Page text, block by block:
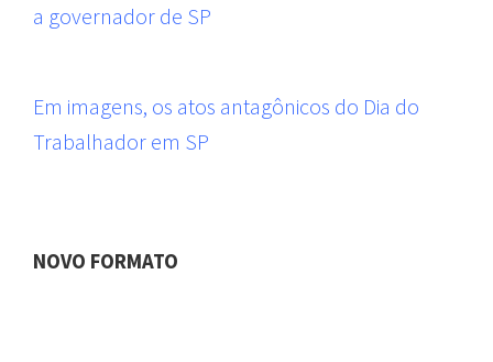
a governador de SP
Em imagens, os atos antagônicos do Dia do
Trabalhador em SP
NOVO FORMATO